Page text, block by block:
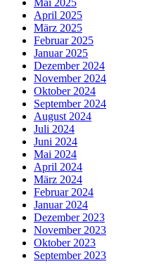
Mai 2025
April 2025
März 2025
Februar 2025
Januar 2025
Dezember 2024
November 2024
Oktober 2024
September 2024
August 2024
Juli 2024
Juni 2024
Mai 2024
April 2024
März 2024
Februar 2024
Januar 2024
Dezember 2023
November 2023
Oktober 2023
September 2023